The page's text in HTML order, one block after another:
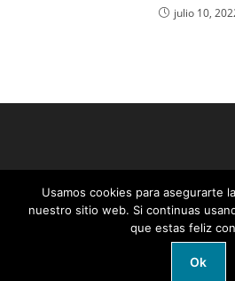
julio 10,
Usamos cookies para asegurarte
nuestro sitio web. Si continuas
que estas feliz
Ok